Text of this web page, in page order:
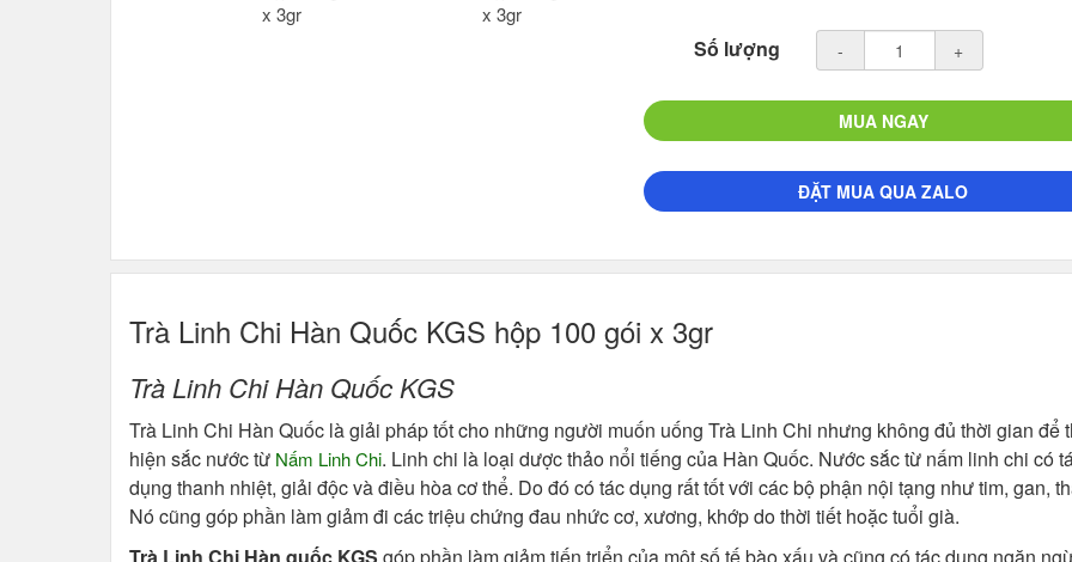
Số lượng - +
MUA NGAY
ĐẶT MUA QUA ZALO
Trà Linh Chi Hàn Quốc KGS hộp 100 gói x 3gr
Trà Linh Chi Hàn Quốc KGS
Trà Linh Chi Hàn Quốc là giải pháp tốt cho những người muốn uống Trà Linh Chi nhưng không đủ thời gian để
hiện sắc nước từ Nấm Linh Chi. Linh chi là loại dược thảo nổi tiếng của Hàn Quốc. Nước sắc từ nấm linh chi có
dụng thanh nhiệt, giải độc và điều hòa cơ thể. Do đó có tác dụng rất tốt với các bộ phận nội tạng như tim, gan,
Nó cũng góp phần làm giảm đi các triệu chứng đau nhức cơ, xương, khớp do thời tiết hoặc tuổi già.